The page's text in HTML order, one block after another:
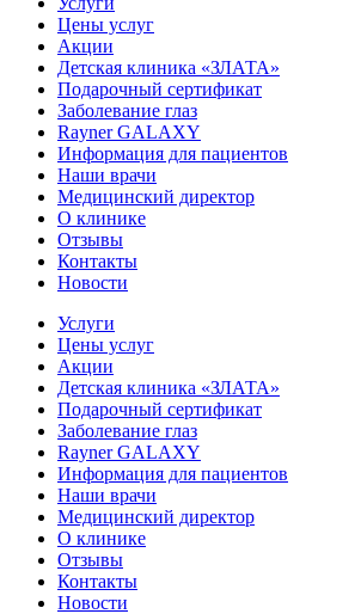
Цены услуг
Акции
Детская клиника «ЗЛАТА»
Подарочный сертификат
Заболевание глаз
Rayner GALAXY
Информация для пациентов
Наши врачи
Медицинский директор
О клинике
Отзывы
Контакты
Новости
Услуги
Цены услуг
Акции
Детская клиника «ЗЛАТА»
Подарочный сертификат
Заболевание глаз
Rayner GALAXY
Информация для пациентов
Наши врачи
Медицинский директор
О клинике
Отзывы
Контакты
Новости